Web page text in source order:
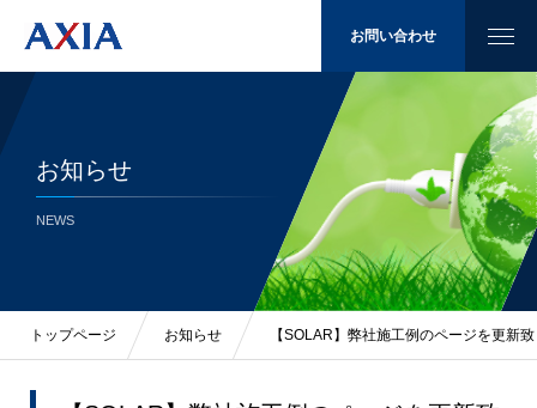
お問い合わせ
お知らせ
NEWS
トップページ お知らせ 【SOLAR】弊社施工例のページを更新
太陽光発電
LED照明